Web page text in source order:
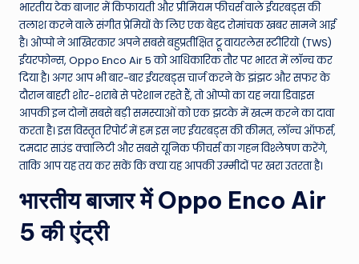
N
e
w
s
A
ro
u
n
d
भारतीय टेक बाजार में किफायती और प्रीमियम फीचर्स वाले ईयरबड्स की
तलाश करने वाले संगीत प्रेमियों के लिए एक बेहद रोमांचक खबर सामने आई
है। ओप्पो ने आखिरकार अपने सबसे बहुप्रतीक्षित ट्रू वायरलेस स्टीरियो (TWS)
ईयरफोन्स, Oppo Enco Air 5 को आधिकारिक तौर पर भारत में लॉन्च कर
दिया है। अगर आप भी बार-बार ईयरबड्स चार्ज करने के झंझट और सफर के
दौरान बाहरी शोर-शराबे से परेशान रहते हैं, तो ओप्पो का यह नया डिवाइस
आपकी इन दोनों सबसे बड़ी समस्याओं को एक झटके में खत्म करने का दावा
करता है। इस विस्तृत रिपोर्ट में हम इस नए ईयरबड्स की कीमत, लॉन्च ऑफर्स,
दमदार साउंड क्वालिटी और सबसे यूनिक फीचर्स का गहन विश्लेषण करेंगे,
ताकि आप यह तय कर सकें कि क्या यह आपकी उम्मीदों पर खरा उतरता है।
भारतीय बाजार में Oppo Enco Air
5 की एंट्री